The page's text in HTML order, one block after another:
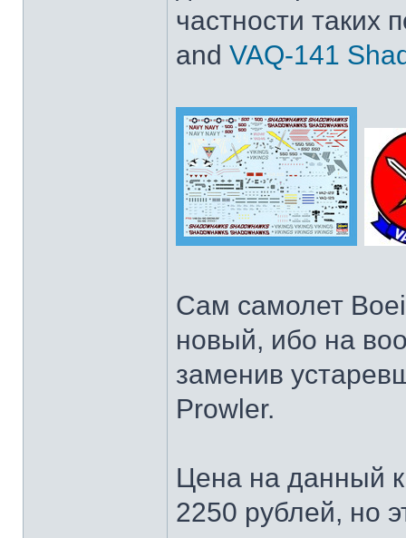
частности таких
and VAQ-141
Сам самолет
новый, ибо на
заменив
Prowler.
Цена на данный
2250 рублей, но